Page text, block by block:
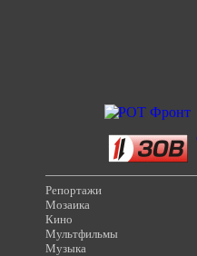
Репортажи
Мозаика
Кино
Мультфильмы
Музыка